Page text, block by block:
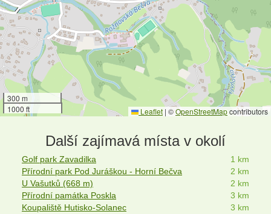
300 m
1000 ft
Leaflet | ©OpenStreetMapcontributors
Další zajímavá místa v okolí
Golf park Zavadilka
1 km
Přírodní park Pod Juráškou - Horní Bečva
2 km
U Vašutků (668 m)
2 km
Přírodní památka Poskla
3 km
Koupaliště Hutisko-Solanec
3 km